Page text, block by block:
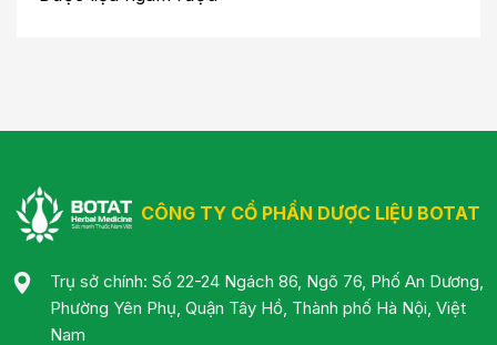
CÔNG TY CỔ PHẦN DƯỢC LIỆU BOTAT
Trụ sở chính: Số 22-24 Ngách 86, Ngõ 76, Phố An Dương,
Phường Yên Phụ, Quận Tây Hồ, Thành phố Hà Nội, Việt
Nam